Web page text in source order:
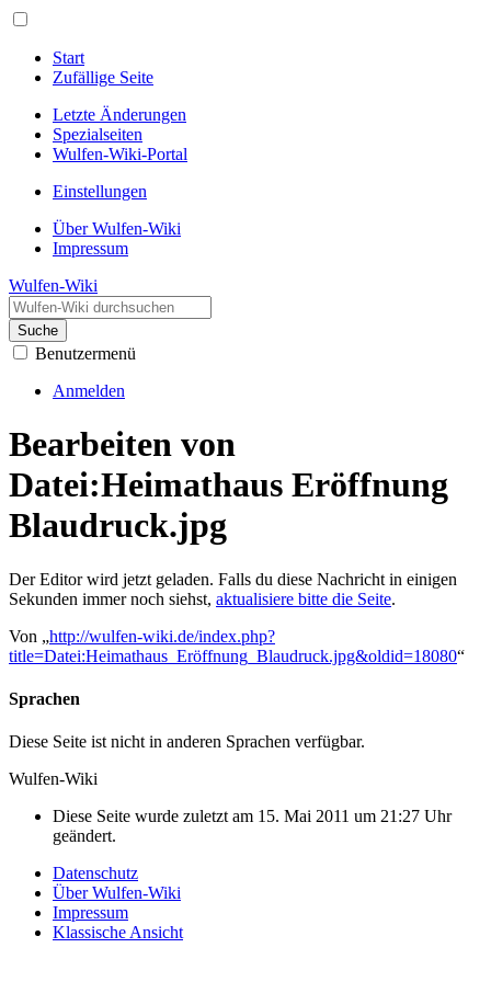
Start
Zufällige Seite
Letzte Änderungen
Spezialseiten
Wulfen-Wiki-Portal
Einstellungen
Über Wulfen-Wiki
Impressum
Wulfen-Wiki
Suche
Benutzermenü
Anmelden
Bearbeiten von
Datei:Heimathaus Eröffnung
Blaudruck.jpg
Der Editor wird jetzt geladen. Falls du diese Nachricht in einigen
Sekunden immer noch siehst, aktualisiere bitte die Seite.
Von „http://wulfen-wiki.de/index.php?
title=Datei:Heimathaus_Eröffnung_Blaudruck.jpg&oldid=18080“
Sprachen
Diese Seite ist nicht in anderen Sprachen verfügbar.
Wulfen-Wiki
Diese Seite wurde zuletzt am 15. Mai 2011 um 21:27 Uhr
geändert.
Datenschutz
Über Wulfen-Wiki
Impressum
Klassische Ansicht